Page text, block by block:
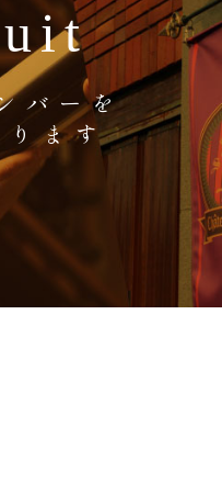
バーを
ります